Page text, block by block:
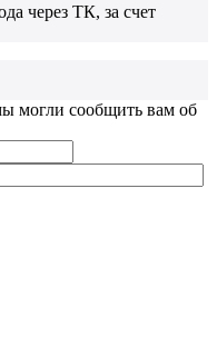
через ТК, за счет
могли сообщить вам об